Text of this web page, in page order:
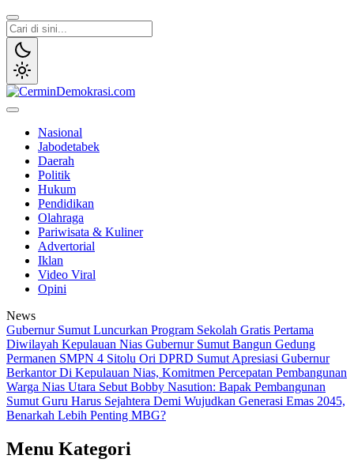
Lewati
ke
konten
Nasional
Jabodetabek
Daerah
Politik
Hukum
Pendidikan
Olahraga
Pariwisata & Kuliner
Advertorial
Iklan
Video Viral
Opini
News
Gubernur Sumut Luncurkan Program Sekolah Gratis Pertama
Diwilayah Kepulauan Nias Gubernur Sumut Bangun Gedung
Permanen SMPN 4 Sitolu Ori DPRD Sumut Apresiasi Gubernur
Berkantor Di Kepulauan Nias, Komitmen Percepatan Pembangunan
Warga Nias Utara Sebut Bobby Nasution: Bapak Pembangunan
Sumut Guru Harus Sejahtera Demi Wujudkan Generasi Emas 2045,
Benarkah Lebih Penting MBG?
Menu Kategori